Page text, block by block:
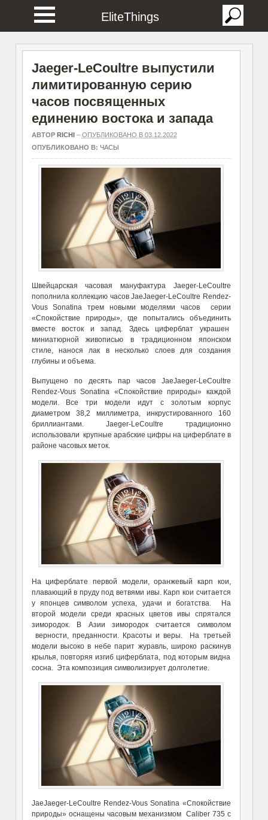
EliteThings
Jaeger-LeCoultre выпустили
лимитированную серию
часов посвященных
единению востока и запада
АВТОР RICHI– ОПУБЛИКОВАНО В 03.12.2022
ОПУБЛИКОВАНО В: ЧАСЫ
Швейцарская часовая мануфактура Jaeger-LeCoultre
пополнила коллекцию часов JaeJaeger-LeCoultre Rendez-
Vous Sonatina трем новыми моделями часов серии
«Спокойствие природы», где попытались объединить
вместе восток и запад. Здесь циферблат украшен
миниатюрной живописью в традиционном японском
стиле, нанося лак в несколько слоев для создания
глубины и объема.
Выпущено по десять пар часов JaeJaeger-LeCoultre
Rendez-Vous Sonatina «Спокойствие природы» каждой
модели. Все три модели идут с золотым корпус
диаметром 38,2 миллиметра, инкрустированного 160
бриллиантами. Jaeger-LeCoultre традиционно
использовали крупные арабские цифры на циферблате в
районе часовых меток.
На циферблате первой модели, оранжевый карп кои,
плавающий в пруду под ветвями ивы. Карп кои считается
у японцев символом успеха, удачи и богатства. На
второй модели среди красных цветов ивы спрятался
зимородок. В Азии зимородок считается символом
верности, преданности. Красоты и веры. На третьей
модели высоко в небе парит журавль, широко раскинув
крылья, повторяя изгиб циферблата, под которым видна
сосна. Эта композиция символизирует долголетие.
JaeJaeger-LeCoultre Rendez-Vous Sonatina «Спокойствие
природы» оснащены часовым механизмом Caliber 735 с